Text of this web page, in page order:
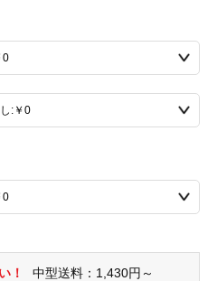
！ 中型送料：1,430円～